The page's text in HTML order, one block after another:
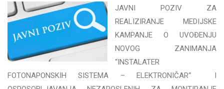
JAVNI POZIV ZA
REALIZIRANJE MEDIJSKE
KAMPANJE O UVOĐENJU
NOVOG ZANIMANJA
“INSTALATER
FOTONAPONSKIH SISTEMA – ELEKTRONIČAR“ I